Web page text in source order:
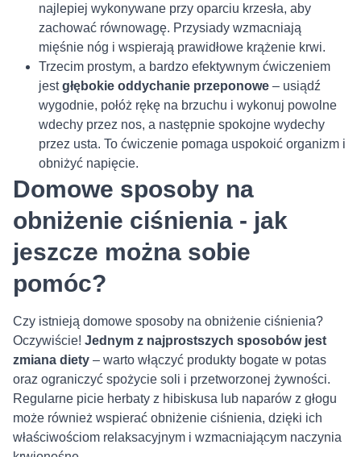
najlepiej wykonywane przy oparciu krzesła, aby
zachować równowagę. Przysiady wzmacniają
mięśnie nóg i wspierają prawidłowe krążenie krwi.
Trzecim prostym, a bardzo efektywnym ćwiczeniem
jestgłębokie oddychanie przeponowe – usiądź
wygodnie, połóż rękę na brzuchu i wykonuj powolne
wdechy przez nos, a następnie spokojne wydechy
przez usta. To ćwiczenie pomaga uspokoić organizm i
obniżyć napięcie.
Domowe sposoby na
obniżenie ciśnienia - jak
jeszcze można sobie
pomóc?
Czy istnieją domowe sposoby na obniżenie ciśnienia?
Oczywiście! Jednym z najprostszych sposobów jest
zmiana diety – warto włączyć produkty bogate w potas
oraz ograniczyć spożycie soli i przetworzonej żywności.
Regularne picie herbaty z hibiskusa lub naparów z głogu
może również wspierać obniżenie ciśnienia, dzięki ich
właściwościom relaksacyjnym i wzmacniającym naczynia